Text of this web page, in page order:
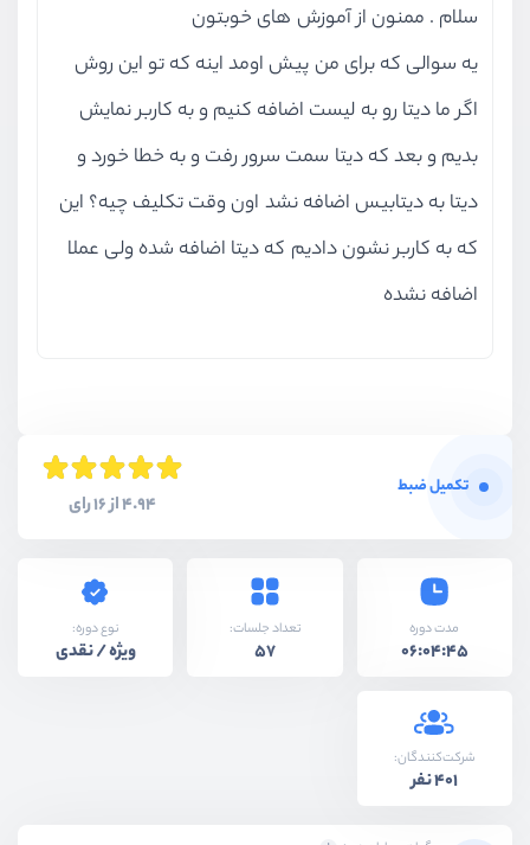
سلام . ممنون از آموزش های خوبتون
یه سوالی که برای من پیش اومد اینه که تو این روش
اگر ما دیتا رو به لیست اضافه کنیم و به کاربر نمایش
بدیم و بعد که دیتا سمت سرور رفت و به خطا خورد و
دیتا به دیتابیس اضافه نشد اون وقت تکلیف چیه؟ این
که به کاربر نشون دادیم که دیتا اضافه شده ولی عملا
اضافه نشده
تکمیل ضبط
4.94 از 16 رای
مدت دوره
06:04:45
تعداد جلسات:
57
نوع دوره:
ویژه / نقدی
شرکت‌کنندگان:
401 نفر